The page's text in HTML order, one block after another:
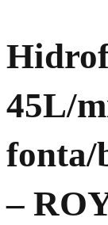
45L/
fonta/
–